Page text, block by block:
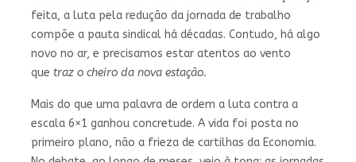
feita, a luta pela redução da jornada de trabalho
compõe a pauta sindical há décadas. Contudo, há algo
novo no ar, e precisamos estar atentos ao vento
que traz o cheiro da nova estação.
Mais do que uma palavra de ordem a luta contra a
escala 6×1 ganhou concretude. A vida foi posta no
primeiro plano, não a frieza de cartilhas da Economia.